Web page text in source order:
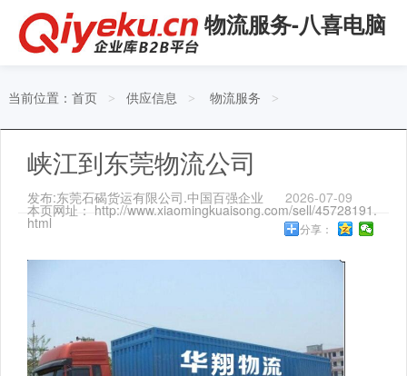
物流服务-八喜电脑
当前位置： 首页 > 供应信息 > 物流服务 >
峡江到东莞物流公司
发布:东莞石碣货运有限公司.中国百强企业 2026-07-09
本页网址： http://www.xiaomingkuaisong.com/sell/45728191.
html 分享：